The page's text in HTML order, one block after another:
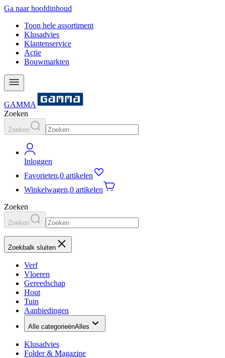
Ga naar hoofdinhoud
Toon hele assortiment
Klusadvies
Klantenservice
Actie
Bouwmarkten
GAMMA
Zoeken
Zoeken
Inloggen
Favorieten,0 artikelen
Winkelwagen,0 artikelen
Zoeken
Zoeken
Zoekbalk sluiten
Verf
Vloeren
Gereedschap
Hout
Tuin
Aanbiedingen
Alle categorieënAlles
Klusadvies
Folder & Magazine